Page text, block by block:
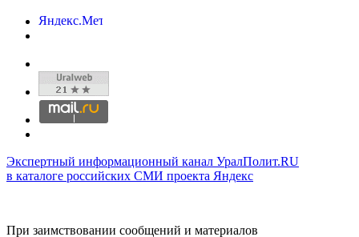
Экспертный информационный канал УралПолит.RU
в каталоге российских СМИ проекта Яндекс
При заимствовании сообщений и материалов